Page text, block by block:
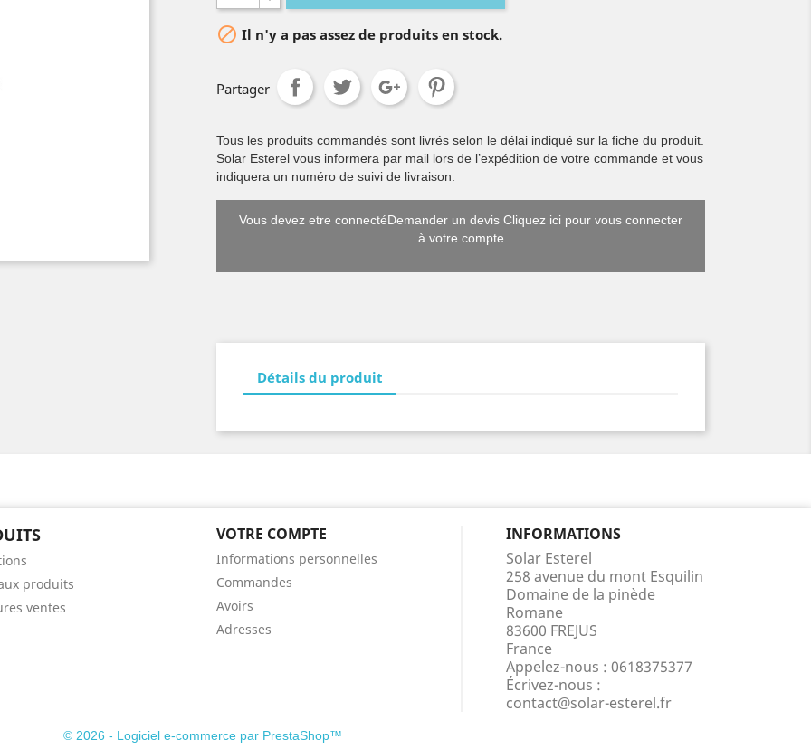
 Il n'y a pas assez de produits en stock.
Partager
Tous les produits commandés sont livrés selon le délai indiqué sur la fiche du produit.
Solar Esterel vous informera par mail lors de l’expédition de votre commande et vous
indiquera un numéro de suivi de livraison.
Vous devez etre connectéDemander un devis Cliquez ici pour vous connecter
à votre compte
Détails du produit
produits
ventes
VOTRE COMPTE
Informations personnelles
Commandes
Avoirs
Adresses
INFORMATIONS
Solar Esterel
258 avenue du mont Esquilin
Domaine de la pinède
Romane
83600 FREJUS
France
Appelez-nous : 0618375377
Écrivez-nous :
contact@solar-esterel.fr
© 2026 - Logiciel e-commerce par PrestaShop™